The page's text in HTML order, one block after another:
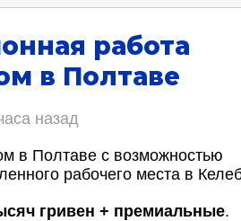
работа
в Полтаве
назад
в Полтаве с возможностью
рабочего места в
гривен + премиальные.